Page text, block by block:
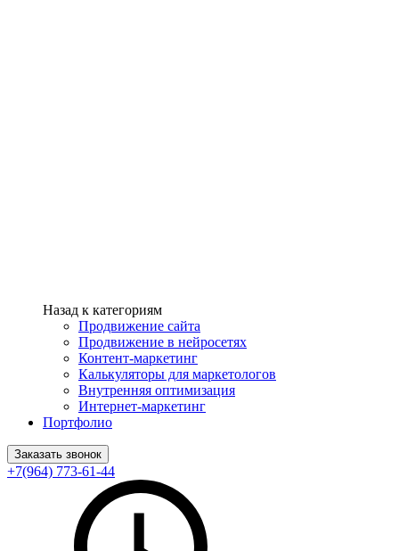
Назад к категориям
Продвижение сайта
Продвижение в нейросетях
Контент-маркетинг
Калькуляторы для маркетологов
Внутренняя оптимизация
Интернет-маркетинг
Портфолио
Заказать звонок
+7(964) 773-61-44